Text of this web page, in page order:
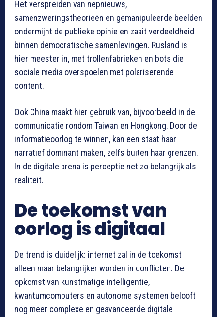
Het verspreiden van nepnieuws,
samenzweringstheorieën en gemanipuleerde beelden
ondermijnt de publieke opinie en zaait verdeeldheid
binnen democratische samenlevingen. Rusland is
hier meester in, met trollenfabrieken en bots die
sociale media overspoelen met polariserende
content.
Ook China maakt hier gebruik van, bijvoorbeeld in de
communicatie rondom Taiwan en Hongkong. Door de
informatieoorlog te winnen, kan een staat haar
narratief dominant maken, zelfs buiten haar grenzen.
In de digitale arena is perceptie net zo belangrijk als
realiteit.
De toekomst van
oorlog is digitaal
De trend is duidelijk: internet zal in de toekomst
alleen maar belangrijker worden in conflicten. De
opkomst van kunstmatige intelligentie,
kwantumcomputers en autonome systemen belooft
nog meer complexe en geavanceerde digitale